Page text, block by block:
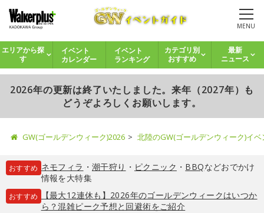
MENU
エリアから探
す
イベント
カレンダー
イベント
ランキング
カテゴリ別
おすすめ
最新
ニュース
2026年の更新は終了いたしました。来年（2027年）も
どうぞよろしくお願いします。
GW(ゴールデンウィーク)2026 北陸のGW(ゴールデンウィーク)イ
おすすめ ネモフィラ ・ 潮干狩り ・ ピクニック ・ BBQなどおでかけ
情報を大特集
おすすめ
【最大12連休も】2026年のゴールデンウィークはいつか
ら？混雑ピーク予想と回避術をご紹介